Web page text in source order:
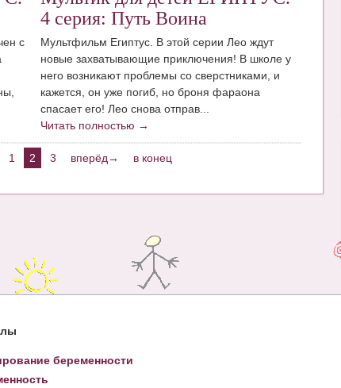
с
4 серия: Путь Воина
Мультфильм Египтус. В этой серии Лео ждут
новые захватывающие приключения! В школе у
него возникают проблемы со сверстниками, и
кажется, он уже погиб, но броня фараона
спасает его! Лео снова отправ...
Читать полностью →
1 2 3 вперёд→ в конец
беременности